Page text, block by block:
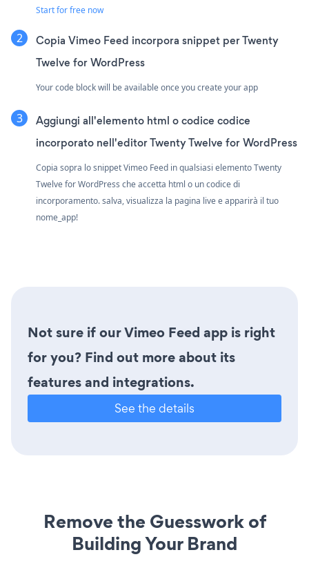
Start for free now
Copia Vimeo Feed incorpora snippet per Twenty
Twelve for WordPress
Your code block will be available once you create your app
Aggiungi all'elemento html o codice codice
incorporato nell'editor Twenty Twelve for WordPress
Copia sopra lo snippet Vimeo Feed in qualsiasi elemento Twenty
Twelve for WordPress che accetta html o un codice di
incorporamento. salva, visualizza la pagina live e apparirà il tuo
nome_app!
Not sure if our Vimeo Feed app is right
for you? Find out more about its
features and integrations.
See the details
Remove the Guesswork of
Building Your Brand